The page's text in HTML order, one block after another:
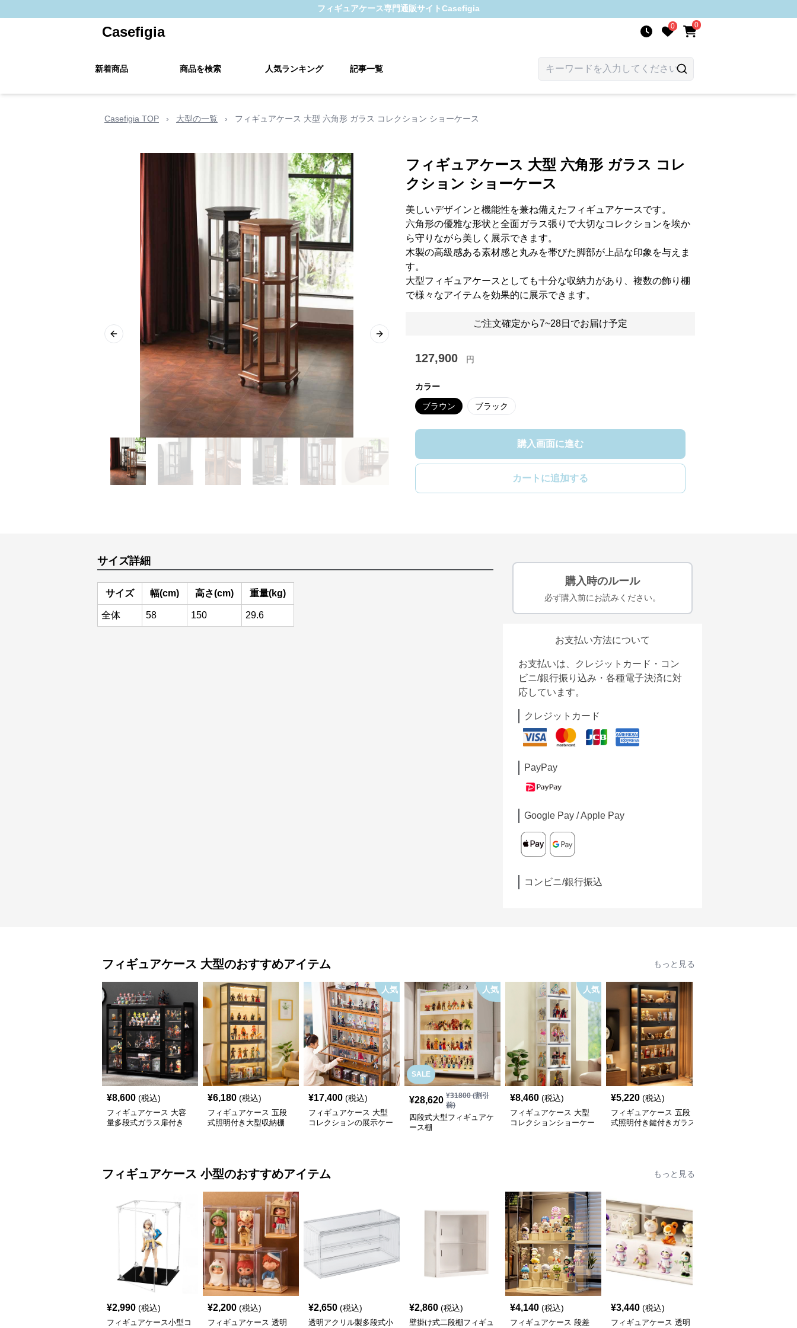
フィギュアケース専門通販サイトCasefigia
Casefigia 0 0
新着商品 商品を検索 人気ランキング 記事一覧
Casefigia TOP › 大型の一覧 › フィギュアケース 大型 六角形 ガラス コレクション ショーケース
Previous slide Next slide
フィギュアケース 大型 六角形 ガラス コレ
クション ショーケース
美しいデザインと機能性を兼ね備えたフィギュアケースです。
六角形の優雅な形状と全面ガラス張りで大切なコレクションを埃か
ら守りながら美しく展示できます。
木製の高級感ある素材感と丸みを帯びた脚部が上品な印象を与えま
す。
大型フィギュアケースとしても十分な収納力があり、複数の飾り棚
で様々なアイテムを効果的に展示できます。
ご注文確定から7~28日でお届け予定
127,900 円
カラー
ブラウン ブラック
購入画面に進む
カートに追加する
サイズ詳細
サイズ 幅(cm) 高さ(cm) 重量(kg)
全体 58 150 29.6
購入時のルール
必ず購入前にお読みください。
お支払い方法について
お支払いは、クレジットカード・コン
ビニ/銀行振り込み・各種電子決済に対
応しています。
クレジットカード
PayPay
Google Pay / Apple Pay
コンビニ/銀行振込
フィギュアケース 大型のおすすめアイテム もっと見る
¥8,600 (税込)
フィギュアケース 大容
量多段式ガラス扉付き
¥6,180 (税込)
フィギュアケース 五段
式照明付き大型収納棚
人気
¥17,400 (税込)
フィギュアケース 大型
コレクションの展示ケー
SALE
人気
¥28,620 ¥31800(割引
前)
四段式大型フィギュアケ
ース棚
人気
¥8,460 (税込)
フィギュアケース 大型
コレクションショーケー
¥5,220 (税込)
フィギュアケース 五段
式照明付き鍵付きガラス
フィギュアケース 小型のおすすめアイテム もっと見る
¥2,990 (税込)
フィギュアケース小型コ
¥2,200 (税込)
フィギュアケース 透明
¥2,650 (税込)
透明アクリル製多段式小
¥2,860 (税込)
壁掛け式二段棚フィギュ
¥4,140 (税込)
フィギュアケース 段差
¥3,440 (税込)
フィギュアケース 透明